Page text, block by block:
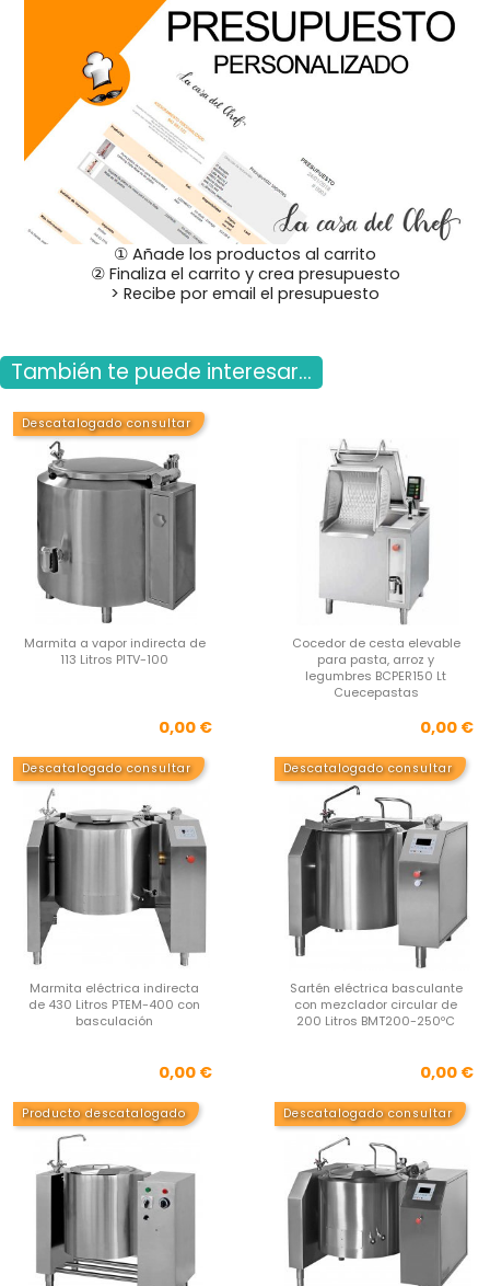
① Añade los productos al carrito
② Finaliza el carrito y crea presupuesto
> Recibe por email el presupuesto
También te puede interesar...
Descatalogado consultar
Marmita a vapor indirecta de
113 Litros PITV-100
Precio
0,00 €
Cocedor de cesta elevable
para pasta, arroz y
legumbres BCPER150 Lt
Cuecepastas
0,00 €
Descatalogado consultar
Marmita eléctrica indirecta
de 430 Litros PTEM-400 con
basculación
Precio
0,00 €
Descatalogado consultar
Sartén eléctrica basculante
con mezclador circular de
200 Litros BMT200-250ºC
0,00 €
Producto descatalogado Descatalogado consultar